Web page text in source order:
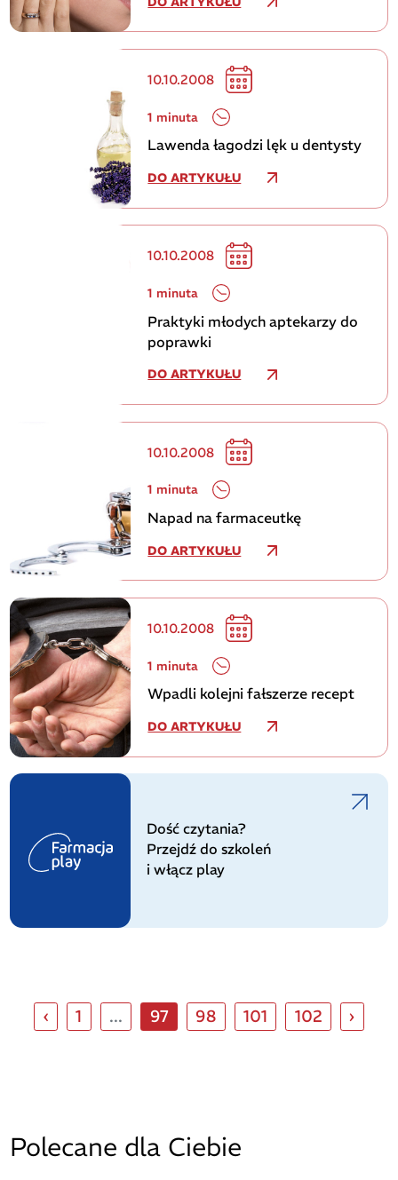
10.10.2008
1 minuta
Lawenda łagodzi lęk u dentysty
DO ARTYKUŁU
10.10.2008
1 minuta
Praktyki młodych aptekarzy do
poprawki
DO ARTYKUŁU
10.10.2008
1 minuta
Napad na farmaceutkę
DO ARTYKUŁU
10.10.2008
1 minuta
Wpadli kolejni fałszerze recept
DO ARTYKUŁU
Dość czytania?
Przejdź do szkoleń
i włącz play
‹ 1 ... 97 98 101 102 ›
Polecane dla Ciebie